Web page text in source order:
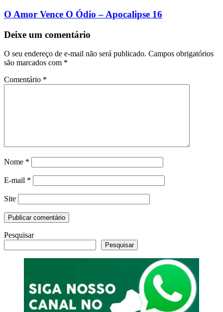
O Amor Vence O Ódio – Apocalipse 16
Deixe um comentário
O seu endereço de e-mail não será publicado. Campos obrigatórios
são marcados com *
Comentário *
Nome *
E-mail *
Site
Pesquisar
Pesquisar